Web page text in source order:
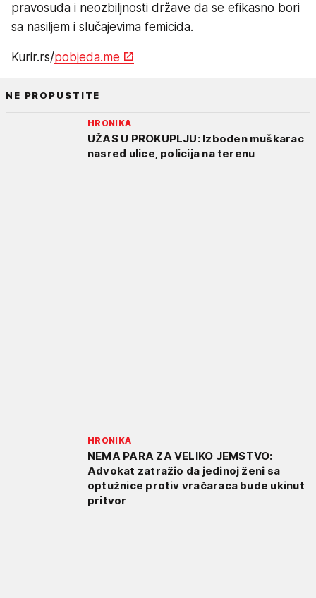
pravosuđa i neozbiljnosti države da se efikasno bori
sa nasiljem i slučajevima femicida.
Kurir.rs/pobjeda.me
NE PROPUSTITE
HRONIKA
UŽAS U PROKUPLJU: Izboden muškarac
nasred ulice, policija na terenu
HRONIKA
NEMA PARA ZA VELIKO JEMSTVO:
Advokat zatražio da jedinoj ženi sa
optužnice protiv vračaraca bude ukinut
pritvor